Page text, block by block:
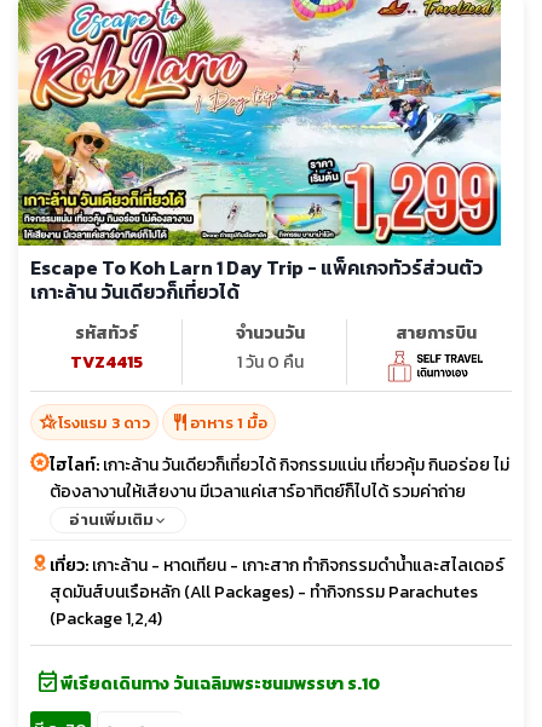
Escape To Koh Larn 1 Day Trip - แพ็คเกจทัวร์ส่วนตัว
เกาะล้าน วันเดียวก็เที่ยวได้
รหัสทัวร์
TVZ4415
จำนวนวัน
1 วัน 0 คืน
สายการบิน
hotel_classโรงแรม 3 ดาว restaurant อาหาร 1 มื้อ
ไฮไลท์:เกาะล้าน วันเดียวก็เที่ยวได้ กิจกรรมแน่น เที่ยวคุ้ม กินอร่อย ไม่
ต้องลางานให้เสียงาน มีเวลาแค่เสาร์อาทิตย์ก็ไปได้ รวมค่าถ่าย
รูป+VDO จากโดรน
อ่านเพิ่มเติม
เที่ยว:เกาะล้าน - หาดเทียน - เกาะสาก ทำกิจกรรมดำน้ำและสไลเดอร์
สุดมันส์บนเรือหลัก (All Packages) - ทำกิจกรรม Parachutes
(Package 1,2,4)
event_availableพีเรียดเดินทาง วันเฉลิมพระชนมพรรษา ร.10